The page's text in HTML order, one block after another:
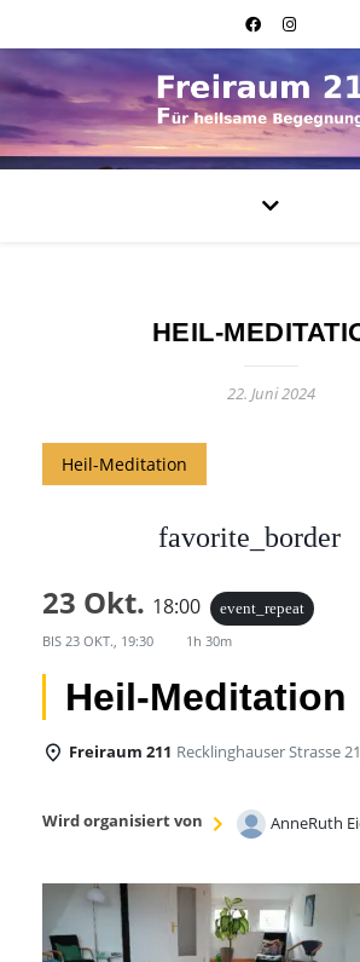
HEIL-
22. Juni 2024
Heil-Meditation
favorite_border
23 Okt. 18:00 event_repeat
BIS 23 OKT., 19:30 1h 30m
Heil-Meditation
Freiraum 211 Recklinghauser Strasse
Wird organisiert von AnneRuth